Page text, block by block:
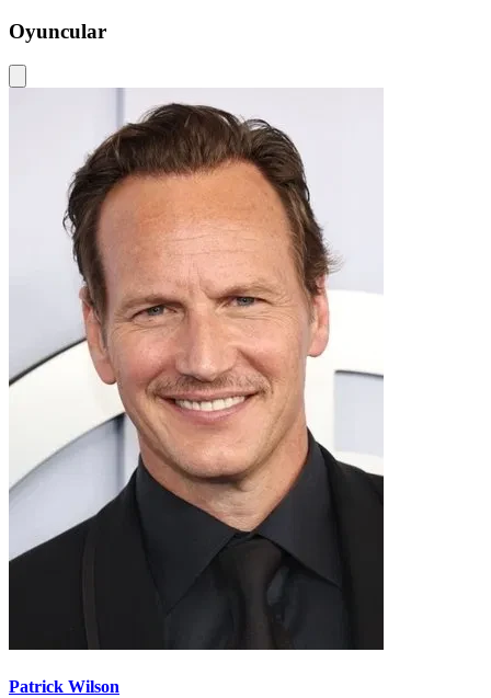
Oyuncular
Patrick Wilson